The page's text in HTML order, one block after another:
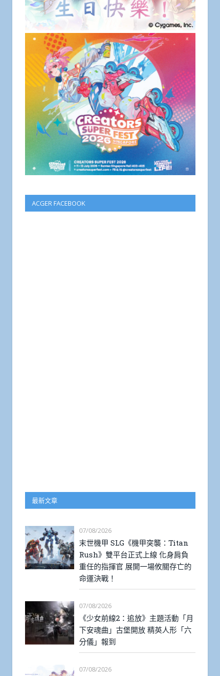
ACGER FACEBOOK
最新文章
07/08/2026
末世機甲 SLG《機甲突襲：Titan
Rush》雙平台正式上線 化身肩負
重任的指揮官 展開一場攸關存亡的
命運決戰！
07/08/2026
《少女前線2：追放》主題活動「月
下安魂曲」古堡開放 精英人形「六
分儀」報到
07/08/2026